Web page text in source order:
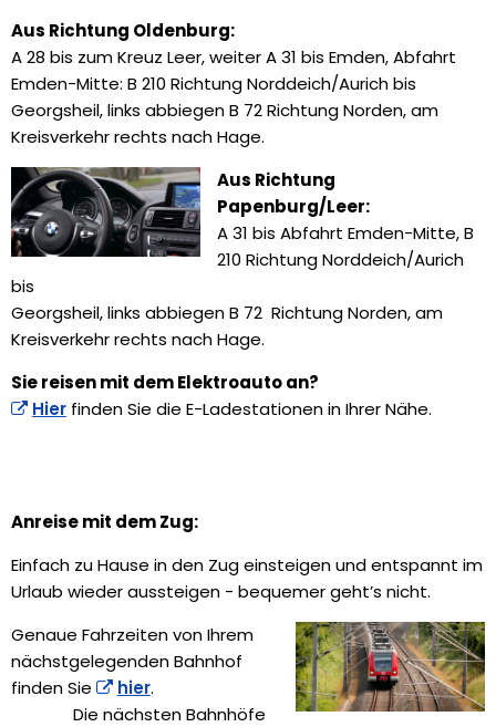
Aus Richtung Oldenburg:
A 28 bis zum Kreuz Leer, weiter A 31 bis Emden, Abfahrt
Emden-Mitte: B 210 Richtung Norddeich/Aurich bis
Georgsheil, links abbiegen B 72 Richtung Norden, am
Kreisverkehr rechts nach Hage.
Aus Richtung
Papenburg/Leer:
A 31 bis Abfahrt Emden-Mitte, B
210 Richtung Norddeich/Aurich
bis
Georgsheil, links abbiegen B 72 Richtung Norden, am
Kreisverkehr rechts nach Hage.
Sie reisen mit dem Elektroauto an?
Hierfinden Sie die E-Ladestationen in Ihrer Nähe.
Anreise mit dem Zug:
Einfach zu Hause in den Zug einsteigen und entspannt im
Urlaub wieder aussteigen - bequemer geht’s nicht.
Genaue Fahrzeiten von Ihrem
nächstgelegenden Bahnhof
finden Sie
hier.
Die nächsten Bahnhöfe